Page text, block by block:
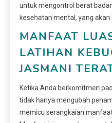
untuk mengontrol berat
kesehatan mental, yang akan
MANFAAT
LATIHAN
JASMANI
Ketika Anda berkomitmen
tidak hanya mengubah
memicu serangkaian